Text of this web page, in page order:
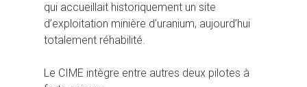
qui accueillait historiquement un site
d’exploitation minière d’uranium, aujourd’hui
totalement réhabilité.
Le CIME intègre entre autres deux pilotes à